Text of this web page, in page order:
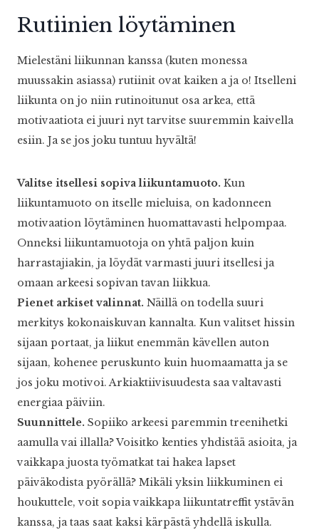
Rutiinien löytäminen
Mielestäni liikunnan kanssa (kuten monessa
muussakin asiassa) rutiinit ovat kaiken a ja o! Itselleni
liikunta on jo niin rutinoitunut osa arkea, että
motivaatiota ei juuri nyt tarvitse suuremmin kaivella
esiin. Ja se jos joku tuntuu hyvältä!
Valitse itsellesi sopiva liikuntamuoto. Kun
liikuntamuoto on itselle mieluisa, on kadonneen
motivaation löytäminen huomattavasti helpompaa.
Onneksi liikuntamuotoja on yhtä paljon kuin
harrastajiakin, ja löydät varmasti juuri itsellesi ja
omaan arkeesi sopivan tavan liikkua.
Pienet arkiset valinnat. Näillä on todella suuri
merkitys kokonaiskuvan kannalta. Kun valitset hissin
sijaan portaat, ja liikut enemmän kävellen auton
sijaan, kohenee peruskunto kuin huomaamatta ja se
jos joku motivoi. Arkiaktiivisuudesta saa valtavasti
energiaa päiviin.
Suunnittele. Sopiiko arkeesi paremmin treenihetki
aamulla vai illalla? Voisitko kenties yhdistää asioita, ja
vaikkapa juosta työmatkat tai hakea lapset
päiväkodista pyörällä? Mikäli yksin liikkuminen ei
houkuttele, voit sopia vaikkapa liikuntatreffit ystävän
kanssa, ja taas saat kaksi kärpästä yhdellä iskulla.